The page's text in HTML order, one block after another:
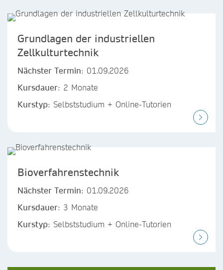
Grundlagen der industriellen
Zellkulturtechnik
Nächster Termin: 01.09.2026
Kursdauer: 2 Monate
Kurstyp: Selbststudium + Online-Tutorien
Bioverfahrenstechnik
Nächster Termin: 01.09.2026
Kursdauer: 3 Monate
Kurstyp: Selbststudium + Online-Tutorien